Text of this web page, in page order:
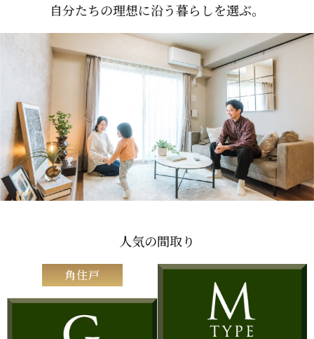
自分たちの理想に沿う暮らしを選ぶ。
人気の間取り
角住戸